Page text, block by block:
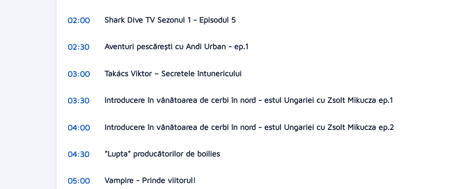
02:00 Shark Dive TV Sezonul 1 - Episodul 5
02:30 Aventuri pescărești cu Andi Urban - ep.1
03:00 Takács Viktor – Secretele întunericului
03:30 Introducere în vânătoarea de cerbi în nord - estul Ungariei cu Zsolt Mikucza ep.1
04:00 Introducere în vânătoarea de cerbi în nord - estul Ungariei cu Zsolt Mikucza ep.2
04:30 "Lupta" producătorilor de boilies
05:00 Vampire - Prinde viitorul!